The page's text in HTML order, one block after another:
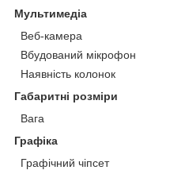
Мультимедіа
Веб-камера
Вбудований мікрофон
Наявність колонок
Габаритні розміри
Вага
Графіка
Графічний чіпсет